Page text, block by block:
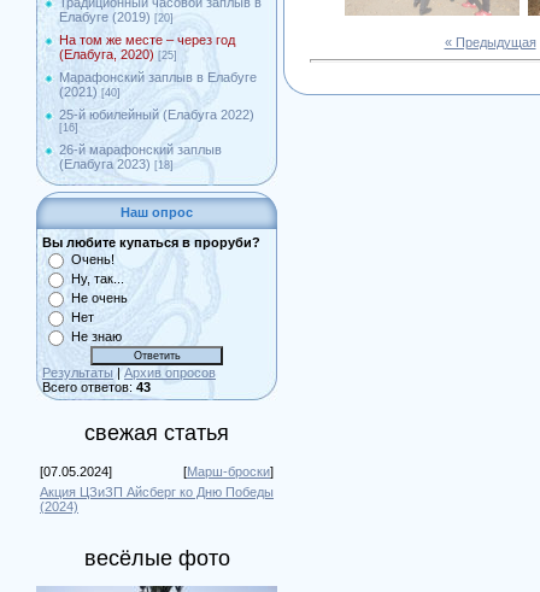
Елабуге (2019) [20]
На том же месте – через год
(Елабуга, 2020) [25]
Марафонский заплыв в Елабуге
(2021) [40]
25-й юбилейный (Елабуга 2022)
[16]
26-й марафонский заплыв
(Елабуга 2023) [18]
Наш опрос
Вы любите купаться в проруби?
Очень!
Ну, так...
Не очень
Нет
Не знаю
Результаты | Архив опросов
Всего ответов: 43
свежая статья
[07.05.2024] [Марш-броски]
Акция ЦЗиЗП Айсберг ко Дню Победы
(2024)
весёлые фото
« Предыдущая